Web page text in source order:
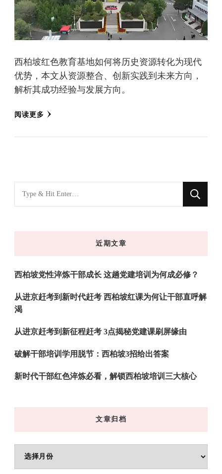
西柏坡红色教育基地如何将历史资源转化为现代
优势，本文从资源整合、创新实践到未来方向，
解析其成功经验与发展方向。
阅读更多
什
近期文章
西柏坡党性淬炼干部成长 这趟党建培训为何成必修？
从进京赶考到新时代赶考 西柏坡红课为何让干部直呼解
渴
从进京赶考到新征程赶考 3点揭秘党建课刷屏缘由
破解干部培训学用脱节：西柏坡3招给出答案
新时代干部红色淬炼必看，解锁西柏坡培训三大核心
文章归档